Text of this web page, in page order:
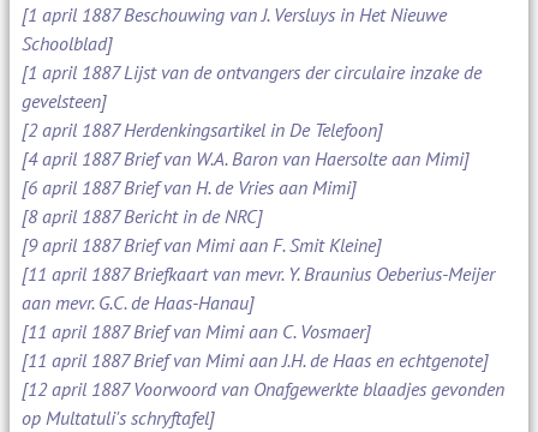
[1 april 1887 Beschouwing van J. Versluys in Het Nieuwe
Schoolblad]
[1 april 1887 Lijst van de ontvangers der circulaire inzake de
gevelsteen]
[2 april 1887 Herdenkingsartikel in De Telefoon]
[4 april 1887 Brief van W.A. Baron van Haersolte aan Mimi]
[6 april 1887 Brief van H. de Vries aan Mimi]
[8 april 1887 Bericht in de NRC]
[9 april 1887 Brief van Mimi aan F. Smit Kleine]
[11 april 1887 Briefkaart van mevr. Y. Braunius Oeberius-Meijer
aan mevr. G.C. de Haas-Hanau]
[11 april 1887 Brief van Mimi aan C. Vosmaer]
[11 april 1887 Brief van Mimi aan J.H. de Haas en echtgenote]
[12 april 1887 Voorwoord van Onafgewerkte blaadjes gevonden
op Multatuli's schryftafel]